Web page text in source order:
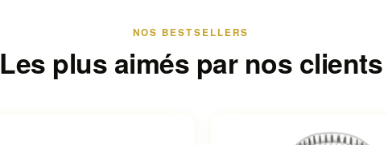
NOS BESTSELLERS
Les plus aimés par nos clients